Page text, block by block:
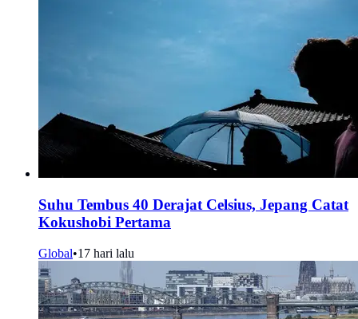
Suhu Tembus 40 Derajat Celsius, Jepang Catat
Kokushobi Pertama
Global•17 hari lalu